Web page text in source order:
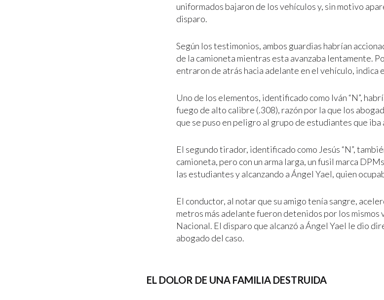
uniformados bajaron de los vehículos y, sin motivo
disparo.
Según los testimonios, ambos guardias habrían
de la camioneta mientras esta avanzaba lentamente.
entraron de atrás hacia adelante en el vehículo, indica
Uno de los elementos, identificado como Iván “N”,
fuego de alto calibre (.308), razón por la que los
que se puso en peligro al grupo de estudiantes que iba
El segundo tirador, identificado como Jesús “N”,
camioneta, pero con un arma larga, un fusil marca
las estudiantes y alcanzando a Ángel Yael, quien
El conductor, al notar que su amigo tenía sangre,
metros más adelante fueron detenidos por los mismos
Nacional. El disparo que alcanzó a Ángel Yael le dio
abogado del caso.
EL DOLOR DE UNA FAMILIA DESTRUIDA